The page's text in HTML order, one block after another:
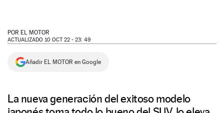
SÍGUENOS
POR EL MOTOR
ACTUALIZADO 10 OCT 22 - 23: 49
Añadir EL MOTOR en Google
La nueva generación del exitoso modelo